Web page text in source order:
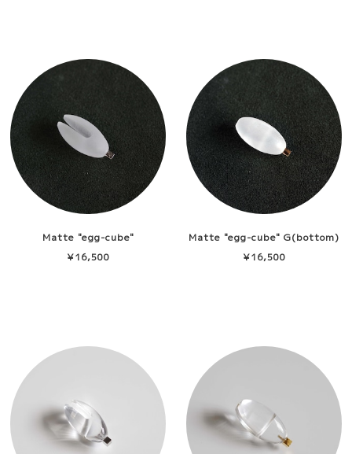
Matte "egg-cube"
SV(bottom)
¥16,500
Matte "egg-cube" G(bottom)
¥16,500